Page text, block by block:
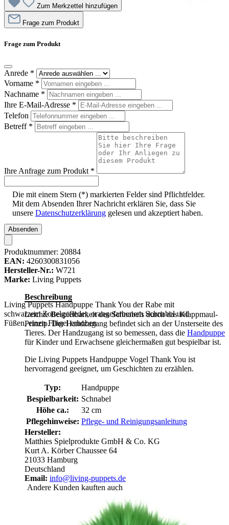
Living Puppets Handpuppe Thank You der Rabe mit
schwarzem Zottelgefieder, orangefarbenem Schnabel und
Füßen, einen Flügel erhoben
Zum Merkzettel hinzufügen
Frage zum Produkt
Frage zum Produkt
Anrede *
Vorname *
Nachname *
Ihre E-Mail-Adresse *
Telefon
Betreff *
Ihre Anfrage zum Produkt *
Die mit einem Stern (*) markierten Felder sind Pflichtfelder.
Mit dem Absenden Ihrer Nachricht erklären Sie, dass Sie
unsere Datenschutzerklärung gelesen und akzeptiert haben.
Absenden
Produktnummer: 20884
EAN: 4260300831056
Hersteller-Nr.: W721
Marke: Living Puppets
Beschreibung
Leichte Bespielbarkeit des Schnabels durch das Klappmaul-
Prinzip. Der Handzugang befindet sich an der Unsterseite des
Tieres. Der Handzugang ist so bemessen, dass die Handpuppe
für Kinder und Erwachsene gleichermaßen gut bespielbar ist.
Die Living Puppets Handpuppe Vogel Thank You ist
hervorragend geeignet, um Geschichten zu erzählen.
Typ:
Handpuppe
Bespielbarkeit: Schnabel
Höhe ca.:
32 cm
Pflegehinweise: Pflege- und Reinigungsanleitung
Hersteller:
Matthies Spielprodukte GmbH & Co. KG
Kurt A. Körber Chaussee 64
21033 Hamburg
Deutschland
Email: info@living-puppets.de
Andere Kunden kauften auch